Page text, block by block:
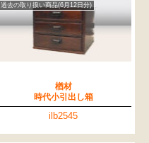
過去の取り扱い商品(6月12日分)
楢材
時代小引出し箱
ilb2545